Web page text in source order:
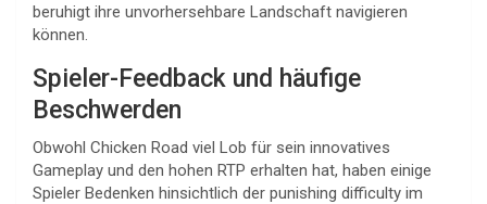
beruhigt ihre unvorhersehbare Landschaft navigieren
können.
Spieler-Feedback und häufige
Beschwerden
Obwohl Chicken Road viel Lob für sein innovatives
Gameplay und den hohen RTP erhalten hat, haben einige
Spieler Bedenken hinsichtlich der punishing difficulty im